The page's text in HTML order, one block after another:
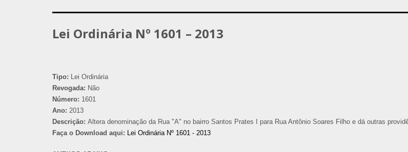
Lei Ordinária Nº 1601 – 2013
Tipo: Lei Ordinária
Revogada: Não
Número: 1601
Ano: 2013
Descrição: Altera denominação da Rua "A" no bairro Santos Prates I para Rua Antônio Soares Filho e dá outras
Faça o Download aqui: Lei Ordinária Nº 1601 - 2013